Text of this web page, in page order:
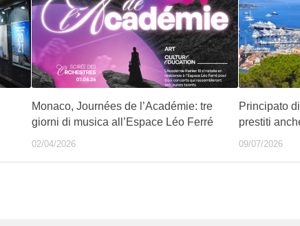
Monaco, Journées de l’Académie: tre
giorni di musica all’Espace Léo Ferré
02/04/2026
Principato
prestiti
09/07/2026